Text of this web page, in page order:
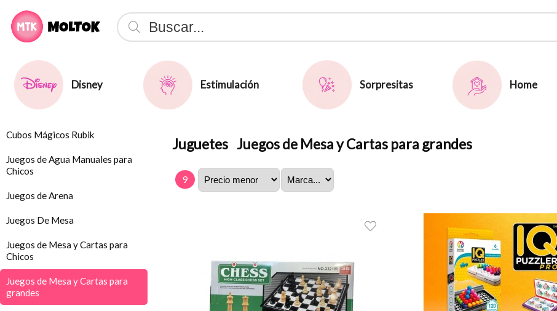
Disney Estimulación Sorpresitas Home
Cubos Mágicos Rubik
Juegos de Agua Manuales para
Chicos
Juegos de Arena
Juegos De Mesa
Juegos de Mesa y Cartas para
Chicos
Juegos de Mesa y Cartas para
grandes
Juguetes Juegos de Mesa y Cartas para grandes
9